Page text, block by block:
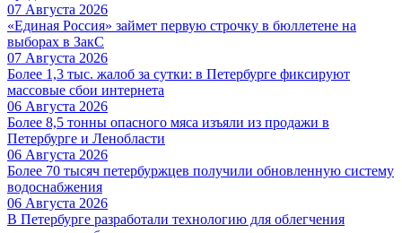
07 Августа 2026
«Единая Россия» займет первую строчку в бюллетене на
выборах в ЗакС
07 Августа 2026
Более 1,3 тыс. жалоб за сутки: в Петербурге фиксируют
массовые сбои интернета
06 Августа 2026
Более 8,5 тонны опасного мяса изъяли из продажи в
Петербурге и Ленобласти
06 Августа 2026
Более 70 тысяч петербуржцев получили обновленную систему
водоснабжения
06 Августа 2026
В Петербурге разработали технологию для облегчения